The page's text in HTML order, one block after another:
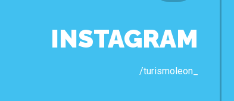
INSTAGRAM
/turismoleon_